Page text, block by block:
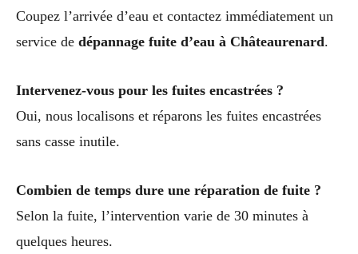
Coupez l’arrivée d’eau et contactez immédiatement un
service de dépannage fuite d’eau à Châteaurenard.
Intervenez-vous pour les fuites encastrées ?
Oui, nous localisons et réparons les fuites encastrées
sans casse inutile.
Combien de temps dure une réparation de fuite ?
Selon la fuite, l’intervention varie de 30 minutes à
quelques heures.